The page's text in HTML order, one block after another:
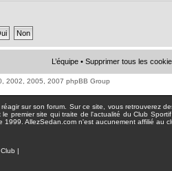
L’équipe • Supprimer tous les
2002, 2005, 2007 phpBB Group
sur son forum. Sur ce site, vous retrouverez
premier site qui traite de l'actualité du Club
1999. AllezSedan.com n'est aucunement affilié au
Club |